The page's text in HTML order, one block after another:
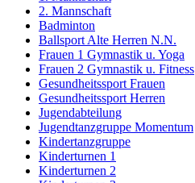
2. Mannschaft
Badminton
Ballsport Alte Herren N.N.
Frauen 1 Gymnastik u. Yoga
Frauen 2 Gymnastik u. Fitness
Gesundheitssport Frauen
Gesundheitssport Herren
Jugendabteilung
Jugendtanzgruppe Momentum
Kindertanzgruppe
Kinderturnen 1
Kinderturnen 2